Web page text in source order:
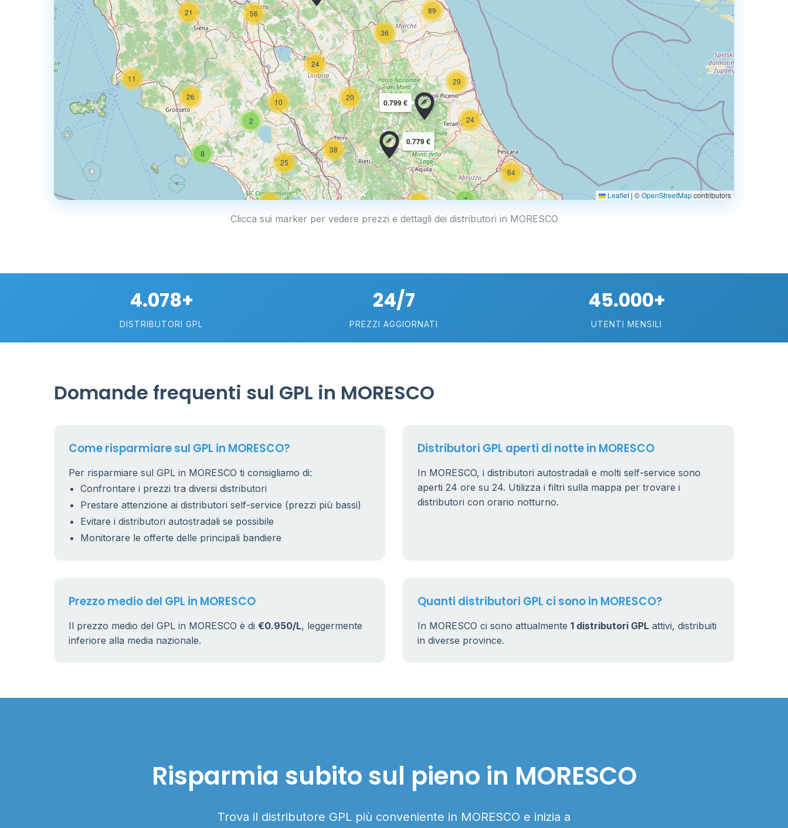
24
20
5
16
80
7
32
64
6 8
36
29
89
2
25
17
38
8
11
10
26
21
24
56
0.779 €
0.799 €
Leaflet | ©OpenStreetMapcontributors
Clicca sui marker per vedere prezzi e dettagli dei distributori in MORESCO
4.078+
DISTRIBUTORI GPL
24/7
PREZZI AGGIORNATI
45.000+
UTENTI MENSILI
Domande frequenti sul GPL in MORESCO
Come risparmiare sul GPL in MORESCO?
Per risparmiare sul GPL in MORESCO ti consigliamo di:
Confrontare i prezzi tra diversi distributori
Prestare attenzione ai distributori self-service (prezzi più bassi)
Evitare i distributori autostradali se possibile
Monitorare le offerte delle principali bandiere
Distributori GPL aperti di notte in MORESCO
In MORESCO, i distributori autostradali e molti self-service sono
aperti 24 ore su 24. Utilizza i filtri sulla mappa per trovare i
distributori con orario notturno.
Prezzo medio del GPL in MORESCO
Il prezzo medio del GPL in MORESCO è di €0.950/L, leggermente
inferiore alla media nazionale.
Quanti distributori GPL ci sono in MORESCO?
In MORESCO ci sono attualmente 1 distributori GPL attivi, distribuiti
in diverse province.
Risparmia subito sul pieno in MORESCO
Trova il distributore GPL più conveniente in MORESCO e inizia a